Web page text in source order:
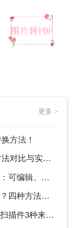
更多 >
方法！
（附详细表格）
式、避风险！
（附详细表格）!
分别怎么处理！